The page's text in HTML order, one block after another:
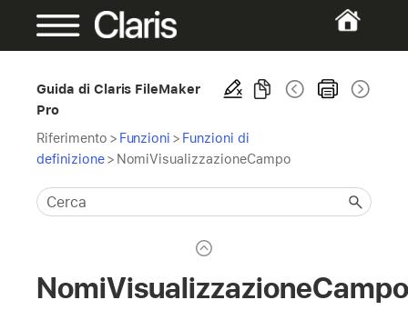
Guida di Claris FileMaker
Pro
Riferimento > Funzioni > Funzioni di
definizione > NomiVisualizzazioneCampo
NomiVisualizzazioneCampo